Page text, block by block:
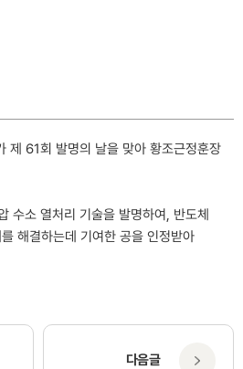
제 61회 발명의 날을 맞아 황조근정훈장
수소 열처리 기술을 발명하여, 반도체
해결하는데 기여한 공을 인정받아
다음글